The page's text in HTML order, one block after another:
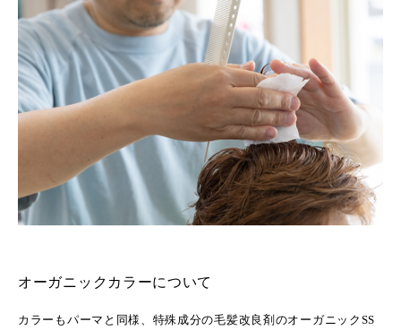
オーガニックカラーについて
カラーもパーマと同様、特殊成分の毛髪改良剤のオーガニックSS